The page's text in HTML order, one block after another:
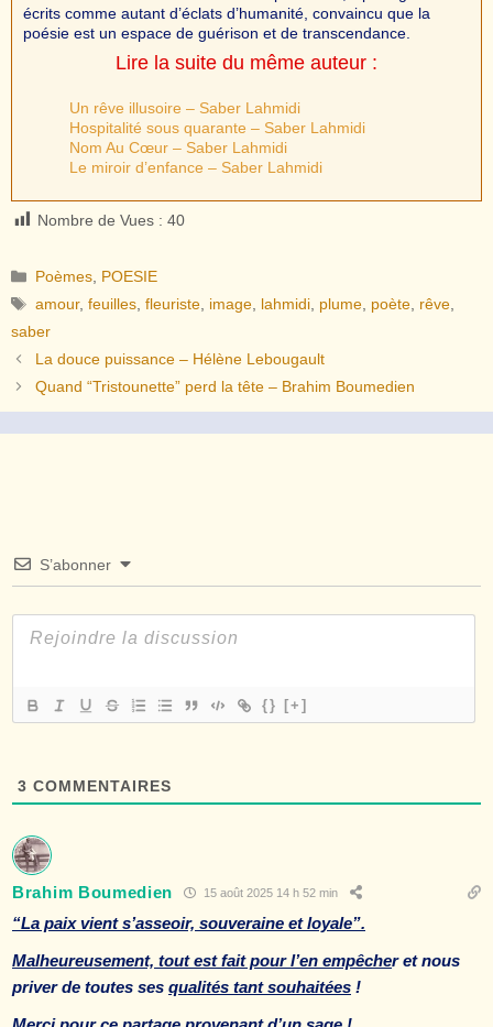
écrits comme autant d’éclats d’humanité, convaincu que la
poésie est un espace de guérison et de transcendance.
Lire la suite du même auteur :
Un rêve illusoire – Saber Lahmidi
Hospitalité sous quarante – Saber Lahmidi
Nom Au Cœur – Saber Lahmidi
Le miroir d’enfance – Saber Lahmidi
Nombre de Vues : 40
Catégories
Poèmes POESIE
Étiquettes
amour,feuilles ,fleuriste image lahmidi plume poète rêve
saber
La douce puissance – Hélène Lebougault
Quand “Tristounette” perd la tête – Brahim Boumedien
S’abonner
{} [+]
3 COMMENTAIRES
Brahim Boumedien 15 août 2025 14 h 52 min
“La paix vient s’asseoir, souveraine et loyale”.
Malheureusement, tout est fait pour l’en empêcher et nous
priver de toutes ses qualités tant souhaitées !